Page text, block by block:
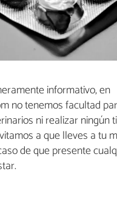
informativo, en
no tenemos facultad
ni realizar ningún
a que lleves a tu
de que presente